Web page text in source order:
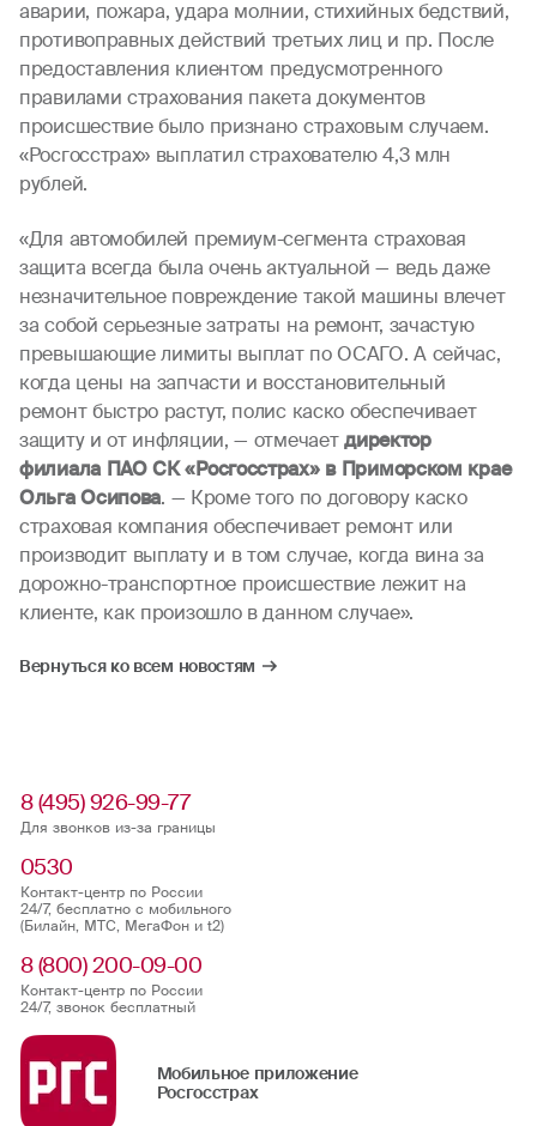
аварии, пожара, удара молнии, стихийных бедствий,
противоправных действий третьих лиц и пр. После
предоставления клиентом предусмотренного
правилами страхования пакета документов
происшествие было признано страховым случаем.
«Росгосстрах» выплатил страхователю 4,3 млн
рублей.
«Для автомобилей премиум-сегмента страховая
защита всегда была очень актуальной — ведь даже
незначительное повреждение такой машины влечет
за собой серьезные затраты на ремонт, зачастую
превышающие лимиты выплат по ОСАГО. А сейчас,
когда цены на запчасти и восстановительный
ремонт быстро растут, полис каско обеспечивает
защиту и от инфляции, — отмечаетдиректор
филиала ПАО СК «Росгосстрах» в Приморском крае
Ольга Осипова. — Кроме того по договору каско
страховая компания обеспечивает ремонт или
производит выплату и в том случае, когда вина за
дорожно-транспортное происшествие лежит на
клиенте, как произошло в данном случае».
Вернуться ко всем новостям
8 (495) 926-99-77
Для звонков из-за границы
0530
Контакт-центр по России
24/7, бесплатно с мобильного
(Билайн, МТС, МегаФон и t2)
8 (800) 200-09-00
Контакт-центр по России
24/7, звонок бесплатный
Мобильное приложение
Росгосстрах